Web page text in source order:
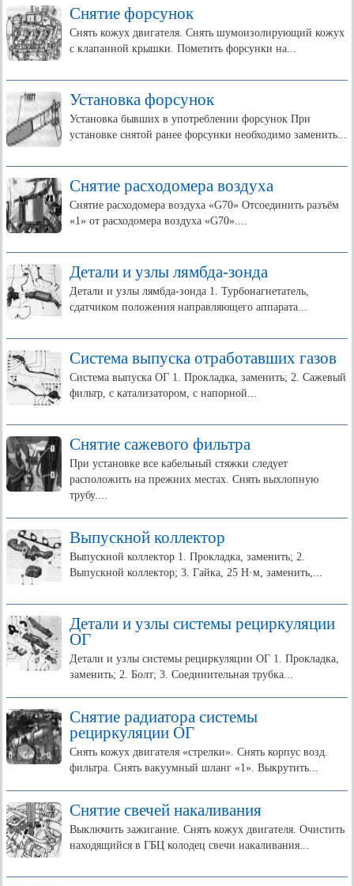
Снятие форсунок
Снять кожух двигателя. Снять шумоизолирующий кожух
с клапанной крышки. Пометить форсунки на...
Установка форсунок
Установка бывших в употреблении форсунок При
установке снятой ранее форсунки необходимо заменить...
Снятие расходомера воздуха
Снятие расходомера воздуха «G70» Отсоединить разъём
«1» от расходомера воздуха «G70»....
Детали и узлы лямбда-зонда
Детали и узлы лямбда-зонда 1. Турбонагнетатель,
сдатчиком положения направляющего аппарата...
Система выпуска отработавших газов
Система выпуска ОГ 1. Прокладка, заменить; 2. Сажевый
фильтр, с катализатором, с напорной...
Снятие сажевого фильтра
При установке все кабельный стяжки следует
расположить на прежних местах. Снять выхлопную
трубу....
Выпускной коллектор
Выпускной коллектор 1. Прокладка, заменить; 2.
Выпускной коллектор; 3. Гайка, 25 Н·м, заменить,...
Детали и узлы системы рециркуляции
ОГ
Детали и узлы системы рециркуляции ОГ 1. Прокладка,
заменить; 2. Болт; 3. Соединительная трубка...
Снятие радиатора системы
рециркуляции ОГ
Снять кожух двигателя «стрелки». Снять корпус возд.
фильтра. Снять вакуумный шланг «1». Выкрутить...
Снятие свечей накаливания
Выключить зажигание. Снять кожух двигателя. Очистить
находящийся в ГБЦ колодец свечи накаливания...